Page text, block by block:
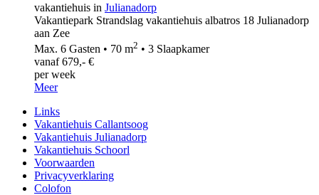
vakantiehuis in Julianadorp
Vakantiepark Strandslag vakantiehuis albatros 18 Julianadorp
aan Zee
Max. 6 Gasten • 70 m2 • 3 Slaapkamer
vanaf 679,- €
per week
Meer
Links
Vakantiehuis Callantsoog
Vakantiehuis Julianadorp
Vakantiehuis Schoorl
Voorwaarden
Privacyverklaring
Colofon